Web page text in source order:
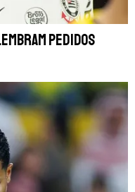
pedidos